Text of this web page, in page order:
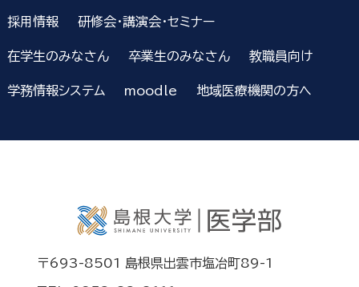
採用情報 研修会・講演会・セミナー
在学生のみなさん 卒業生のみなさん 教職員向け
学務情報システム moodle 地域医療機関の方へ
〒693-8501 島根県出雲市塩冶町89-1